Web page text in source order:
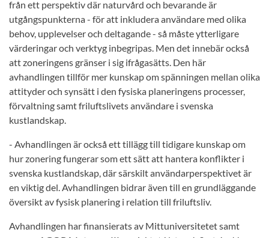
från ett perspektiv där naturvård och bevarande är
utgångspunkterna - för att inkludera användare med olika
behov, upplevelser och deltagande - så måste ytterligare
värderingar och verktyg inbegripas. Men det innebär också
att zoneringens gränser i sig ifrågasätts. Den här
avhandlingen tillför mer kunskap om spänningen mellan olika
attityder och synsätt i den fysiska planeringens processer,
förvaltning samt friluftslivets användare i svenska
kustlandskap.
- Avhandlingen är också ett tillägg till tidigare kunskap om
hur zonering fungerar som ett sätt att hantera konflikter i
svenska kustlandskap, där särskilt användarperspektivet är
en viktig del. Avhandlingen bidrar även till en grundläggande
översikt av fysisk planering i relation till friluftsliv.
Avhandlingen har finansierats av Mittuniversitetet samt